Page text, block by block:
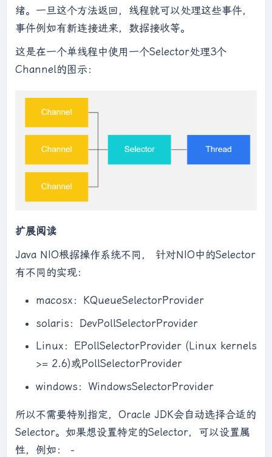
绪。一旦这个方法返回，线程就可以处理这些事件，
事件例如有新连接进来，数据接收等。
这是在一个单线程中使用一个Selector处理3个
Channel的图示：
扩展阅读
Java NIO根据操作系统不同， 针对NIO中的Selector
有不同的实现：
macosx：KQueueSelectorProvider
solaris：DevPollSelectorProvider
Linux：EPollSelectorProvider (Linux kernels
>= 2.6)或PollSelectorProvider
windows：WindowsSelectorProvider
所以不需要特别指定，Oracle JDK会自动选择合适的
Selector。如果想设置特定的Selector，可以设置属
性，例如： -